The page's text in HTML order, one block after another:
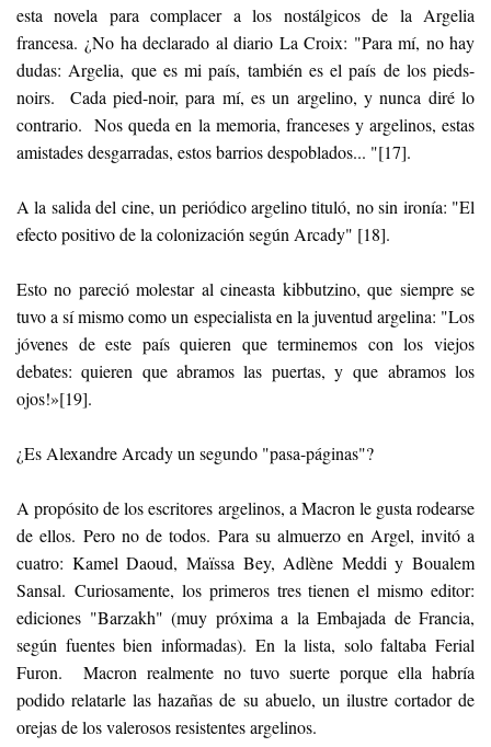
esta novela para complacer a los nostálgicos de la Argelia
francesa. ¿No ha declarado al diario La Croix: "Para mí, no hay
dudas: Argelia, que es mi país, también es el país de los pieds-
noirs. Cada pied-noir, para mí, es un argelino, y nunca diré lo
contrario. Nos queda en la memoria, franceses y argelinos, estas
amistades desgarradas, estos barrios despoblados... "[17].
A la salida del cine, un periódico argelino tituló, no sin ironía: "El
efecto positivo de la colonización según Arcady" [18].
Esto no pareció molestar al cineasta kibbutzino, que siempre se
tuvo a sí mismo como un especialista en la juventud argelina: "Los
jóvenes de este país quieren que terminemos con los viejos
debates: quieren que abramos las puertas, y que abramos los
ojos!»[19].
¿Es Alexandre Arcady un segundo "pasa-páginas"?
A propósito de los escritores argelinos, a Macron le gusta rodearse
de ellos. Pero no de todos. Para su almuerzo en Argel, invitó a
cuatro: Kamel Daoud, Maïssa Bey, Adlène Meddi y Boualem
Sansal. Curiosamente, los primeros tres tienen el mismo editor:
ediciones "Barzakh" (muy próxima a la Embajada de Francia,
según fuentes bien informadas). En la lista, solo faltaba Ferial
Furon. Macron realmente no tuvo suerte porque ella habría
podido relatarle las hazañas de su abuelo, un ilustre cortador de
orejas de los valerosos resistentes argelinos.